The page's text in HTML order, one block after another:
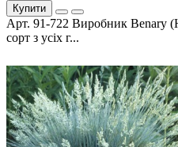
Купити
Арт. 91-722 Виробник Benary
сорт з усіх г...